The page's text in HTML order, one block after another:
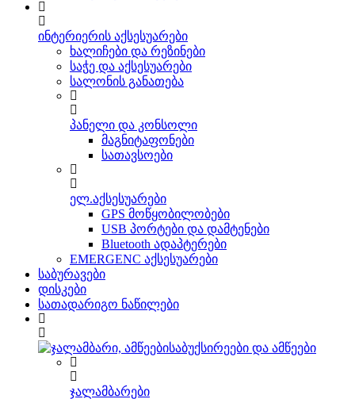
ინტერიერის აქსესუარები
ხალიჩები და რეზინები
საჭე და აქსესუარები
სალონის განათება
პანელი და კონსოლი
მაგნიტაფონები
სათავსოები
ელ.აქსესუარები
GPS მოწყობილობები
USB პორტები და დამტენები
Bluetooth ადაპტერები
EMERGENC აქსესუარები
საბურავები
დისკები
სათადარიგო ნაწილები
საბუქსირეები და ამწეები
ჯალამბარები